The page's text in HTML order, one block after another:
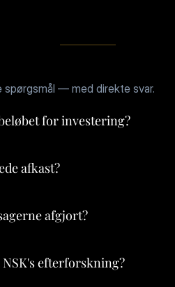
Folk
spørgsmål — med direkte svar.
for investering?
afkast?
afgjort?
efterforskning?